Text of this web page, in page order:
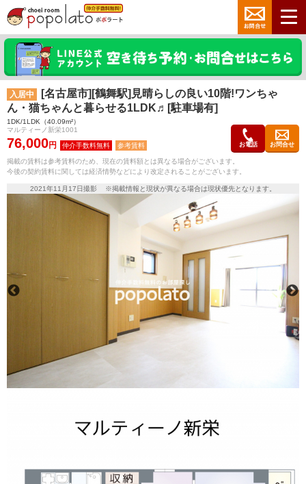
入居中
[名古屋市][鶴舞駅]見晴らしの良い10階!ワンちゃ
ん・猫ちゃんと暮らせる1LDK♬[駐車場有]
1DK/1LDK（40.09m²）
マルティーノ新栄1001
76,000円 参考賃料 お電話 お問合せ
掲載の賃料は参考賃料のため、現在の賃料額とは異なる場合がございます。
今後の契約賃料に関しては経済情勢などにより改定されることがございます。
2021年11月17日撮影 ※掲載情報と現状が異なる場合は現状優先となります。